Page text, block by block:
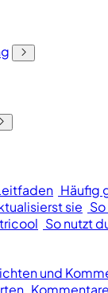
Häufig
sie
So nutzt
und